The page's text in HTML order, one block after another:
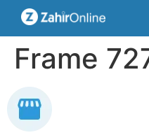
Frame